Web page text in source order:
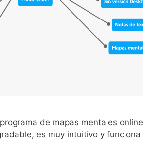
de mapas mentales online
es muy intuitivo y funciona